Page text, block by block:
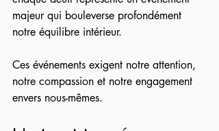
majeur qui bouleverse profondément
notre équilibre intérieur.
Ces événements exigent notre attention,
notre compassion et notre engagement
envers nous-mêmes.